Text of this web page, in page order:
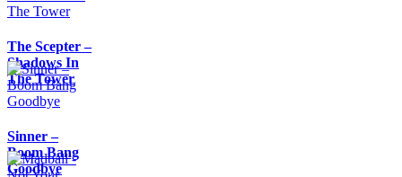
The Scepter –
Shadows In
The Tower
Sinner –
Boom Bang
Goodbye